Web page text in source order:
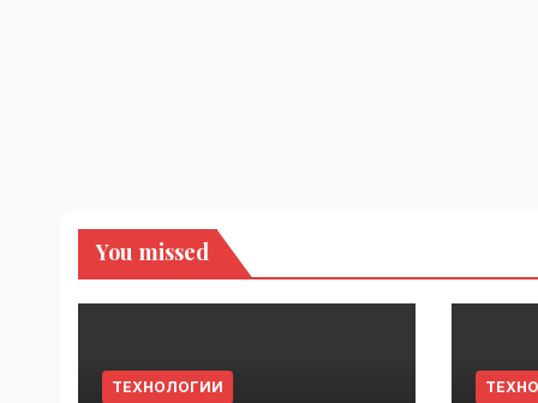
You missed
ТЕХНОЛОГИИ